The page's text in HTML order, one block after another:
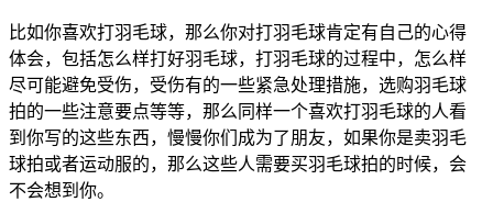
比如你喜欢打羽毛球，那么你对打羽毛球肯定有自己的心得
体会，包括怎么样打好羽毛球，打羽毛球的过程中，怎么样
尽可能避免受伤，受伤有的一些紧急处理措施，选购羽毛球
拍的一些注意要点等等，那么同样一个喜欢打羽毛球的人看
到你写的这些东西，慢慢你们成为了朋友，如果你是卖羽毛
球拍或者运动服的，那么这些人需要买羽毛球拍的时候，会
不会想到你。